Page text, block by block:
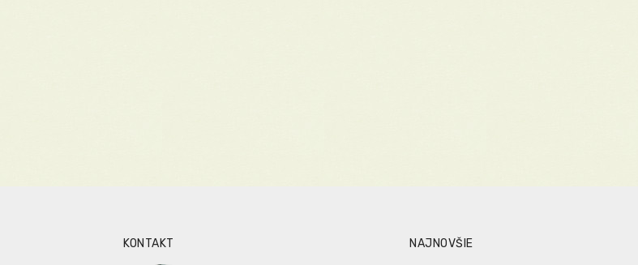
KONTAKT NAJNOVŠIE